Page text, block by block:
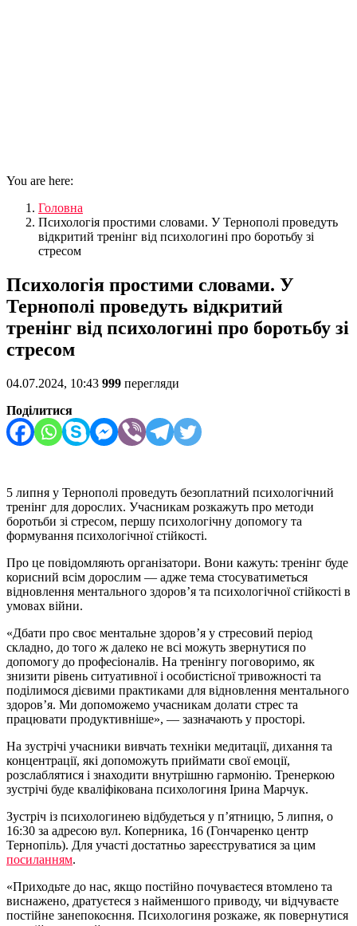
You are here:
Головна
Психологія простими словами. У Тернополі проведуть
відкритий тренінг від психологині про боротьбу зі
стресом
Психологія простими словами. У
Тернополі проведуть відкритий
тренінг від психологині про боротьбу зі
стресом
04.07.2024, 10:43 999 перегляди
Поділитися
5 липня у Тернополі проведуть безоплатний психологічний
тренінг для дорослих. Учасникам розкажуть про методи
боротьби зі стресом, першу психологічну допомогу та
формування психологічної стійкості.
Про це повідомляють організатори. Вони кажуть: тренінг буде
корисний всім дорослим — адже тема стосуватиметься
відновлення ментального здоров’я та психологічної стійкості в
умовах війни.
«Дбати про своє ментальне здоров’я у стресовий період
складно, до того ж далеко не всі можуть звернутися по
допомогу до професіоналів. На тренінгу поговоримо, як
знизити рівень ситуативної і особистісної тривожності та
поділимося дієвими практиками для відновлення ментального
здоров’я. Ми допоможемо учасникам долати стрес та
працювати продуктивніше», — зазначають у просторі.
На зустрічі учасники вивчать техніки медитації, дихання та
концентрації, які допоможуть приймати свої емоції,
розслаблятися і знаходити внутрішню гармонію. Тренеркою
зустрічі буде кваліфікована психологиня Ірина Марчук.
Зустріч із психологинею відбудеться у п’ятницю, 5 липня, о
16:30 за адресою вул. Коперника, 16 (Гончаренко центр
Тернопіль). Для участі достатньо зареєструватися за цим
посиланням.
«Приходьте до нас, якщо постійно почуваєтеся втомлено та
виснажено, дратуєтеся з найменшого приводу, чи відчуваєте
постійне занепокоєння. Психологиня розкаже, як повернутися